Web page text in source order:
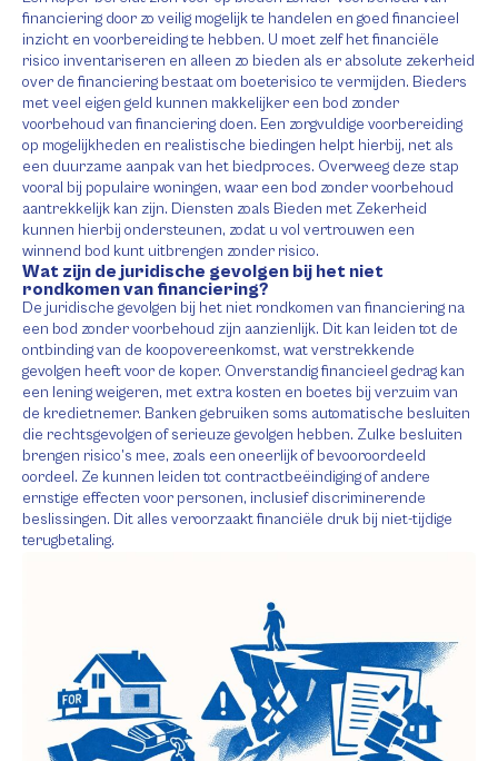
financiering door zo veilig mogelijk te handelen en goed financieel
inzicht en voorbereiding te hebben. U moet zelf het financiële
risico inventariseren en alleen zo bieden als er absolute zekerheid
over de financiering bestaat om boeterisico te vermijden. Bieders
met veel eigen geld kunnen makkelijker een bod zonder
voorbehoud van financiering doen. Een zorgvuldige voorbereiding
op mogelijkheden en realistische biedingen helpt hierbij, net als
een duurzame aanpak van het biedproces. Overweeg deze stap
vooral bij populaire woningen, waar een bod zonder voorbehoud
aantrekkelijk kan zijn. Diensten zoals Bieden met Zekerheid
kunnen hierbij ondersteunen, zodat u vol vertrouwen een
winnend bod kunt uitbrengen zonder risico.
Wat zijn de juridische gevolgen bij het niet
rondkomen van financiering?
De juridische gevolgen bij het niet rondkomen van financiering na
een bod zonder voorbehoud zijn aanzienlijk. Dit kan leiden tot de
ontbinding van de koopovereenkomst, wat verstrekkende
gevolgen heeft voor de koper. Onverstandig financieel gedrag kan
een lening weigeren, met extra kosten en boetes bij verzuim van
de kredietnemer. Banken gebruiken soms automatische besluiten
die rechtsgevolgen of serieuze gevolgen hebben. Zulke besluiten
brengen risico’s mee, zoals een oneerlijk of bevooroordeeld
oordeel. Ze kunnen leiden tot contractbeëindiging of andere
ernstige effecten voor personen, inclusief discriminerende
beslissingen. Dit alles veroorzaakt financiële druk bij niet-tijdige
terugbetaling.